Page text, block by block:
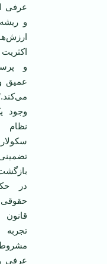
عرفی
و
و
عمیق
وجود
نظام
در
عرفی